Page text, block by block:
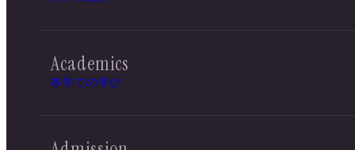
Academics
本学での学び